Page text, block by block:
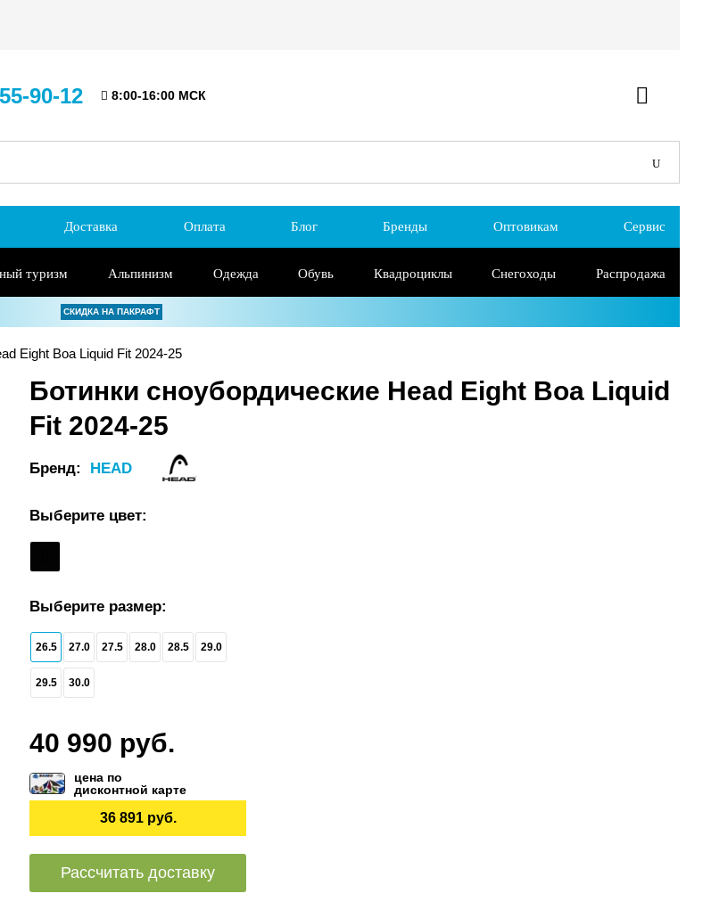
90-12 8:00-16:00 МСК
Доставка Оплата Блог Бренды Оптовикам Сервис
туризм Альпинизм Одежда Обувь Квадроциклы Снегоходы Распродажа
СКИДКА НА ПАКРАФТ
Eight Boa Liquid Fit 2024-25
Ботинки сноубордические Head Eight Boa Liquid
Fit 2024-25
Бренд: HEAD
Выберите цвет:
Выберите размер:
26.5 27.0 27.5 28.0 28.5 29.0
29.5 30.0
40 990 руб.
цена по
дисконтной карте
36 891 руб.
Рассчитать доставку